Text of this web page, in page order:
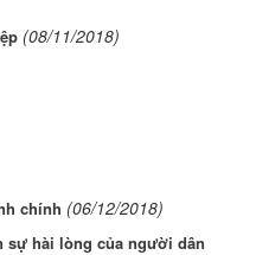
(08/11/2018)
chính (06/12/2018)
sự hài lòng của người dân